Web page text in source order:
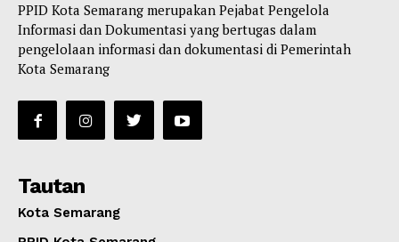
PPID Kota Semarang merupakan Pejabat Pengelola
Informasi dan Dokumentasi yang bertugas dalam
pengelolaan informasi dan dokumentasi di Pemerintah
Kota Semarang
Tautan
Kota Semarang